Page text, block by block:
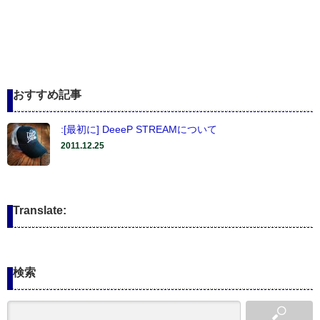
おすすめ記事
:[最初に] DeeeP STREAMについて
2011.12.25
Translate:
検索